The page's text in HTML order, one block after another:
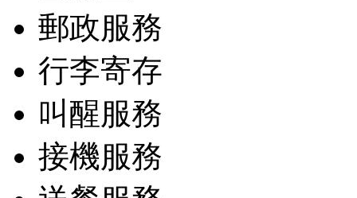
郵政服務
行李寄存
叫醒服務
接機服務